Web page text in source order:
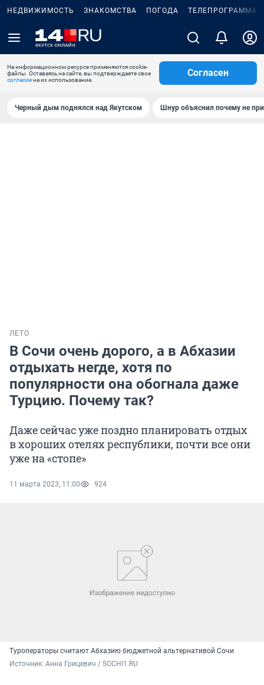
НЕДВИЖИМОСТЬ ЗНАКОМСТВА ПОГОДА ТЕЛЕПРОГРАММА
На информационном ресурсе применяются cookie-
файлы. Оставаясь на сайте, вы подтверждаете свое
согласиена их использование.
Согласен
Черный дым поднялся над Якутском Шнур объяснил почему не
ЛЕТО
В Сочи очень дорого, а в Абхазии
отдыхать негде, хотя по
популярности она обогнала даже
Турцию. Почему так?
Даже сейчас уже поздно планировать отдых
в хороших отелях республики, почти все они
уже на «стопе»
11 марта 2023, 11:00 924
Туроператоры считают Абхазию бюджетной альтернативой Сочи
Источник: Анна Грицевич / SOCHI1.RU